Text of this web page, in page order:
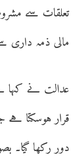
تعلقات سے
مالی ذمہ داری
عدالت نے کہا
قرار ہوسکتا
دور رکھا گیا۔